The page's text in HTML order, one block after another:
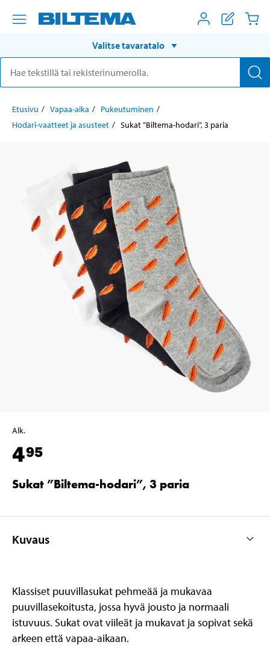
Valitse tavaratalo
Etusivu Vapaa-aika
Pukeutuminen
Hodari-vaatteet ja asusteet
Sukat ”Biltema-hodari”, 3 paria
Alk.
495
Sukat ”Biltema-hodari”, 3 paria
Kuvaus
Klassiset puuvillasukat pehmeää ja mukavaa
puuvillasekoitusta, jossa hyvä jousto ja normaali
istuvuus. Sukat ovat viileät ja mukavat ja sopivat sekä
arkeen että vapaa-aikaan.